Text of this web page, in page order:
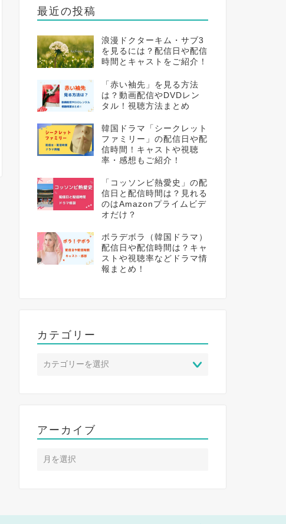
最近の投稿
浪漫ドクターキム・サブ3
を見るには？配信日や配信
時間とキャストをご紹介！
「赤い袖先」を見る方法
は？動画配信やDVDレン
タル！視聴方法まとめ
韓国ドラマ「シークレット
ファミリー」の配信日や配
信時間！キャストや視聴
率・感想もご紹介！
「コッソンビ熱愛史」の配
信日と配信時間は？見れる
のはAmazonプライムビデ
オだけ？
ボラデボラ（韓国ドラマ）
配信日や配信時間は？キャ
ストや視聴率などドラマ情
報まとめ！
カテゴリー
アーカイブ